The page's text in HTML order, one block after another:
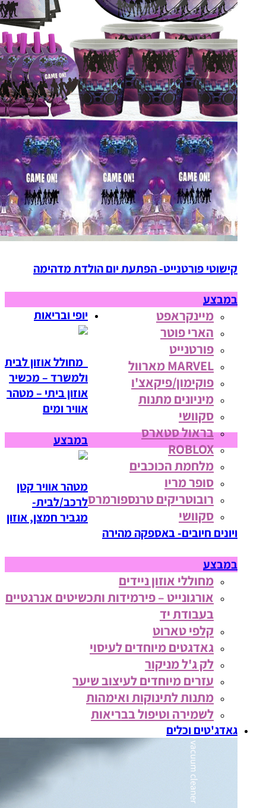
קישוטי פורטנייט- הפתעת יום הולדת מדהימה
במבצע
מיינקראפט
הארי פוטר
פורטנייט
MARVEL מארוול
פוקימון/פיקאצ'ו
מיניונים מתנות
סקוושי
בראול סטארס
ROBLOX
מלחמת הכוכבים
סופר מריו
רובוטריקים טרנספורמרס
סקוושי
יופי ובריאות
מחולל אוזון לבית
ולמשרד – מכשיר
אוזון ביתי – מטהר
אוויר ומים
במבצע
מטהר אוויר קטן
לרכב/לבית-
מגביר חמצן, אוזון
ויונים חיובים- באספקה מהירה
במבצע
מחוללי אוזון ניידים
אורגונייט – פירמידות ותכשיטים אנרגטיים
בעבודת יד
קלפי טארוט
גאדגטים מיוחדים לעיסוי
לק ג'ל מניקור
עזרים מיוחדים לעיצוב שיער
מתנות לתינוקות ואימהות
לשמירה וטיפול בבריאות
גאדג'טים וכלים